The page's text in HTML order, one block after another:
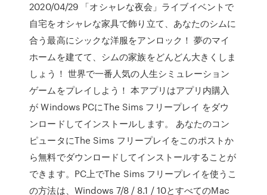
2020/04/29 「オシャレな夜会」ライブイベントで
自宅をオシャレな家具で飾り立て、あなたのシムに
合う最高にシックな洋服をアンロック！ 夢のマイ
ホームを建てて、シムの家族をどんどん大きくしま
しょう！ 世界で一番人気の人生シミュレーション
ゲームをプレイしよう！ 本アプリはアプリ内購入
が Windows PCにThe Sims フリープレイ をダウ
ンロードしてインストールします。 あなたのコン
ピュータにThe Sims フリープレイをこのポストか
ら無料でダウンロードしてインストールすることが
できます。PC上でThe Sims フリープレイを使うこ
の方法は、Windows 7/8 / 8.1 / 10とすべてのMac